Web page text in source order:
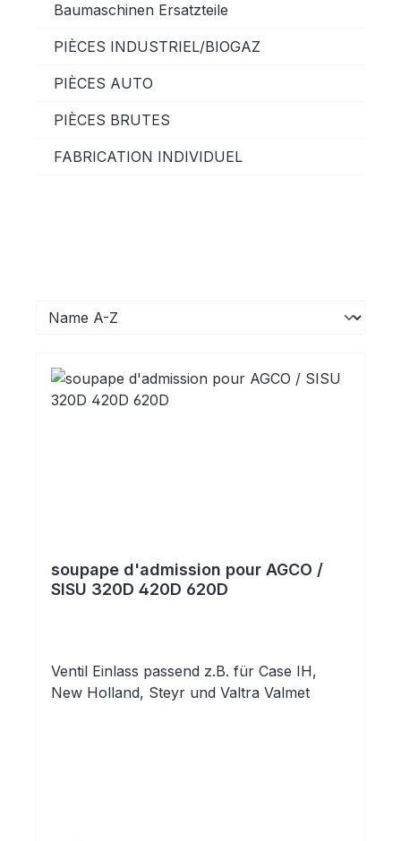
Baumaschinen Ersatzteile
PIÈCES INDUSTRIEL/BIOGAZ
PIÈCES AUTO
PIÈCES BRUTES
FABRICATION INDIVIDUEL
soupape d'admission pour AGCO /
SISU 320D 420D 620D
Ventil Einlass passend z.B. für Case IH,
New Holland, Steyr und Valtra Valmet